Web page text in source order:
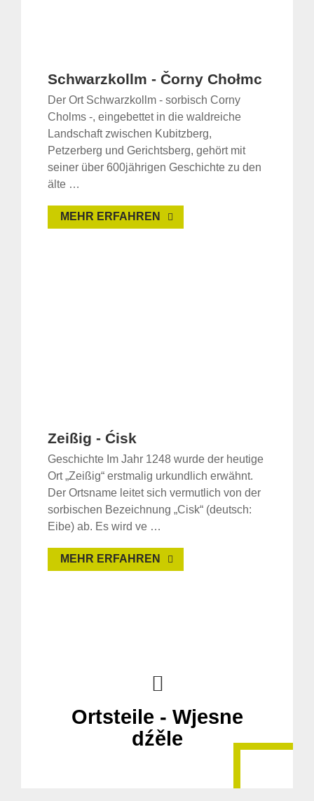
Schwarzkollm - Čorny Chołmc
Der Ort Schwarzkollm - sorbisch Corny
Cholms -, eingebettet in die waldreiche
Landschaft zwischen Kubitzberg,
Petzerberg und Gerichtsberg, gehört mit
seiner über 600jährigen Geschichte zu den
älte …
MEHR ERFAHREN
Zeißig - Ćisk
Geschichte Im Jahr 1248 wurde der heutige
Ort „Zeißig“ erstmalig urkundlich erwähnt.
Der Ortsname leitet sich vermutlich von der
sorbischen Bezeichnung „Cisk“ (deutsch:
Eibe) ab. Es wird ve …
MEHR ERFAHREN
Ortsteile - Wjesne
dźěle